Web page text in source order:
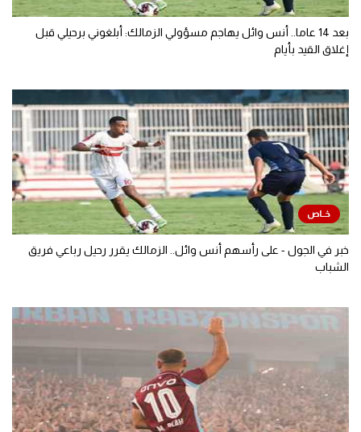
بعد 14 عاما.. أنس وائل يهاجم مسؤولي الزمالك: أبلغوني برحيلي قبل
إغلاق القيد بأيام
خبر في الجول - على رأسهم أنس وائل.. الزمالك يقرر رحيل رباعي فريق
الشباب